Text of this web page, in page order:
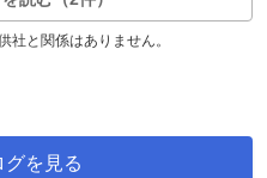
社と関係はありません。
グを見る